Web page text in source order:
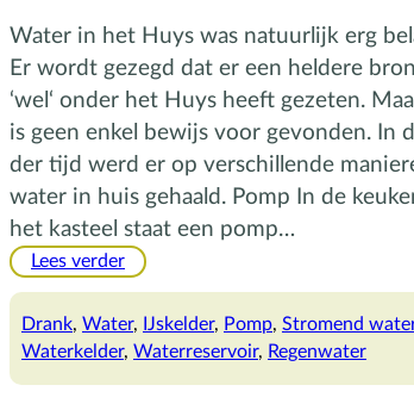
Water in het Huys was natuurlijk erg
Er wordt gezegd dat er een heldere
‘wel‘ onder het Huys heeft gezeten.
is geen enkel bewijs voor gevonden. In
der tijd werd er op verschillende
water in huis gehaald. Pomp In de
het kasteel staat een pomp…
Lees verder:
helder
water
Drank, Water, IJskelder, Pomp, Stromend
Waterkelder, Waterreservoir, Regenwater